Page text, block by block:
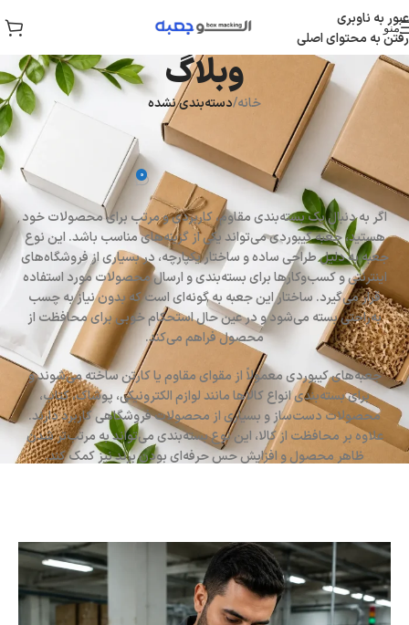
عبور به ناوبری
رفتن به محتوای اصلی
منو
وبلاگ
خانه/دسته‌بندی نشده
دسته‌بندی نشده
جعبه کیبوردی
الو جعبهدر می 20, 2026 0
اگر به دنبال یک بسته‌بندی مقاوم، کاربردی و مرتب برای محصولات خود
هستید، جعبه کیبوردی می‌تواند یکی از گزینه‌های مناسب باشد. این نوع
جعبه به دلیل طراحی ساده و ساختار یکپارچه، در بسیاری از فروشگاه‌های
اینترنتی و کسب‌وکارها برای بسته‌بندی و ارسال محصولات مورد استفاده
قرار می‌گیرد. ساختار این جعبه به گونه‌ای است که بدون نیاز به چسب
به‌راحتی بسته می‌شود و در عین حال استحکام خوبی برای محافظت از
محصول فراهم می‌کند.
جعبه‌های کیبوردی معمولاً از مقوای مقاوم یا کارتن ساخته می‌شوند و
برای بسته‌بندی انواع کالاها مانند لوازم الکترونیکی، پوشاک، کتاب،
محصولات دست‌ساز و بسیاری از محصولات فروشگاهی کاربرد دارند.
علاوه بر محافظت از کالا، این نوع بسته‌بندی می‌تواند به مرتب‌تر شدن
ظاهر محصول و افزایش حس حرفه‌ای بودن برند نیز کمک کند.